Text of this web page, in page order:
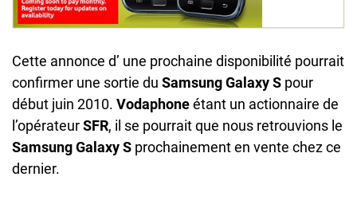
Cette annonce d’ une prochaine disponibilité pourrait
confirmer une sortie du Samsung Galaxy S pour
début juin 2010. Vodaphoneétant un actionnaire de
l’opérateurSFR, il se pourrait que nous retrouvions le
Samsung Galaxy S prochainement en vente chez ce
dernier.